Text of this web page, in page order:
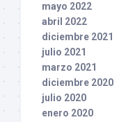
mayo 2022
abril 2022
diciembre 2021
julio 2021
marzo 2021
diciembre 2020
julio 2020
enero 2020